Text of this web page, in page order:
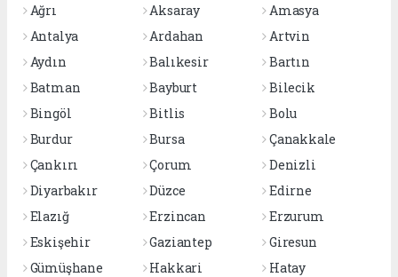
Ağrı
Aksaray
Amasya
Antalya
Ardahan
Artvin
Aydın
Balıkesir
Bartın
Batman
Bayburt
Bilecik
Bingöl
Bitlis
Bolu
Burdur
Bursa
Çanakkale
Çankırı
Çorum
Denizli
Diyarbakır
Düzce
Edirne
Elazığ
Erzincan
Erzurum
Eskişehir
Gaziantep
Giresun
Gümüşhane
Hakkari
Hatay